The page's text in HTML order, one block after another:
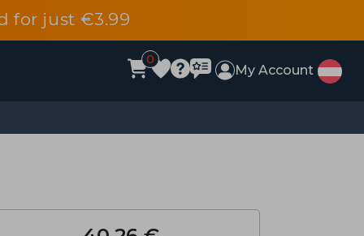
for just €3.99
0
My Account